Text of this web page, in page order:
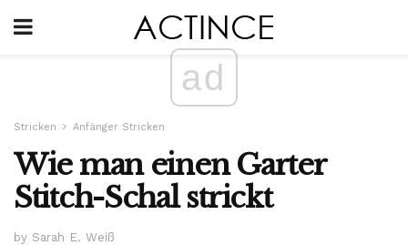
ad
Stricken Anfänger Stricken
Wie man einen Garter
Stitch-Schal strickt
by Sarah E. Weiß